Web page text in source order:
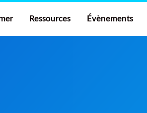
Ressources Évènements